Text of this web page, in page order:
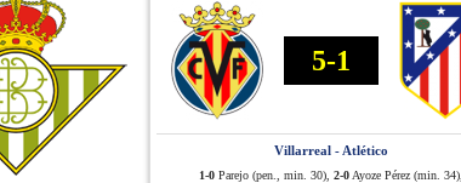
5-1
Villarreal - Atlético
1-0 Parejo (pen., min. 30), 2-0 Ayoze Pérez (min. 34),